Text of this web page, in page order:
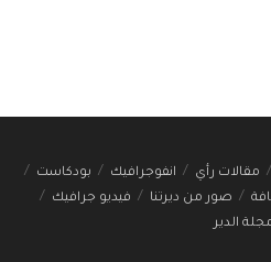
مقالات رأي انفوجرافيك
بودكاست
صور من ديرتنا
فيديو جرافيك
الدير